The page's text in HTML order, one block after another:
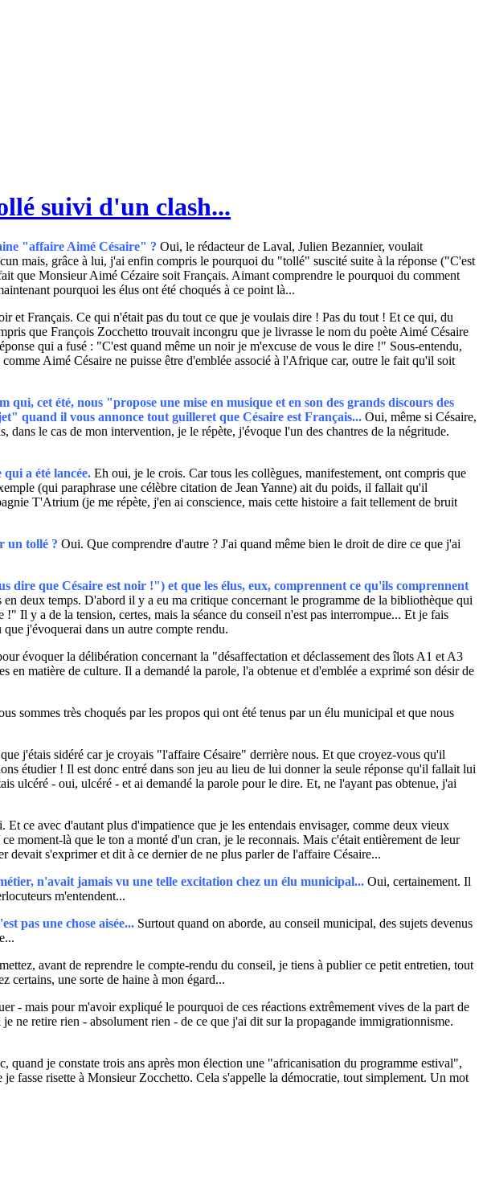
suivi d'un clash...
"affaire Aimé Césaire" ? Oui, le rédacteur de Laval, Julien Bezannier, voulait
mais, grâce à lui, j'ai enfin compris le pourquoi du "tollé" suscité suite à la réponse ("C'est
que Monsieur Aimé Cézaire soit Français. Aimant comprendre le pourquoi du comment
pourquoi les élus ont été choqués à ce point là...
et Français. Ce qui n'était pas du tout ce que je voulais dire ! Pas du tout ! Et ce qui, du
que François Zocchetto trouvait incongru que je livrasse le nom du poète Aimé Césaire
qui a fusé : "C'est quand même un noir je m'excuse de vous le dire !" Sous-entendu,
Aimé Césaire ne puisse être d'emblée associé à l'Afrique car, outre le fait qu'il soit
cet été, nous "propose une mise en musique et en son des grands discours des
quand il vous annonce tout guilleret que Césaire est Français... Oui, même si Césaire,
le cas de mon intervention, je le répète, j'évoque l'un des chantres de la négritude.
a été lancée. Eh oui, je le crois. Car tous les collègues, manifestement, ont compris que
(qui paraphrase une célèbre citation de Jean Yanne) ait du poids, il fallait qu'il
T'Atrium (je me répète, j'en ai conscience, mais cette histoire a fait tellement de bruit
un tollé ? Oui. Que comprendre d'autre ? J'ai quand même bien le droit de dire ce que j'ai
que Césaire est noir !") et que les élus, eux, comprennent ce qu'ils comprennent
en deux temps. D'abord il y a eu ma critique concernant le programme de la bibliothèque qui
Il y a de la tension, certes, mais la séance du conseil n'est pas interrompue... Et je fais
j'évoquerai dans un autre compte rendu.
évoquer la délibération concernant la "désaffectation et déclassement des îlots A1 et A3
matière de culture. Il a demandé la parole, l'a obtenue et d'emblée a exprimé son désir de
sommes très choqués par les propos qui ont été tenus par un élu municipal et que nous
j'étais sidéré car je croyais "l'affaire Césaire" derrière nous. Et que croyez-vous qu'il
étudier ! Il est donc entré dans son jeu au lieu de lui donner la seule réponse qu'il fallait lui
ulcéré - oui, ulcéré - et ai demandé la parole pour le dire. Et, ne l'ayant pas obtenue, j'ai
Et ce avec d'autant plus d'impatience que je les entendais envisager, comme deux vieux
moment-là que le ton a monté d'un cran, je le reconnais. Mais c'était entièrement de leur
s'exprimer et dit à ce dernier de ne plus parler de l'affaire Césaire...
n'avait jamais vu une telle excitation chez un élu municipal... Oui, certainement. Il
m'entendent...
pas une chose aisée... Surtout quand on aborde, au conseil municipal, des sujets devenus
avant de reprendre le compte-rendu du conseil, je tiens à publier ce petit entretien, tout
certains, une sorte de haine à mon égard...
- mais pour m'avoir expliqué le pourquoi de ces réactions extrêmement vives de la part de
ne retire rien - absolument rien - de ce que j'ai dit sur la propagande immigrationnisme.
je constate trois ans après mon élection une "africanisation du programme estival",
fasse risette à Monsieur Zocchetto. Cela s'appelle la démocratie, tout simplement. Un mot